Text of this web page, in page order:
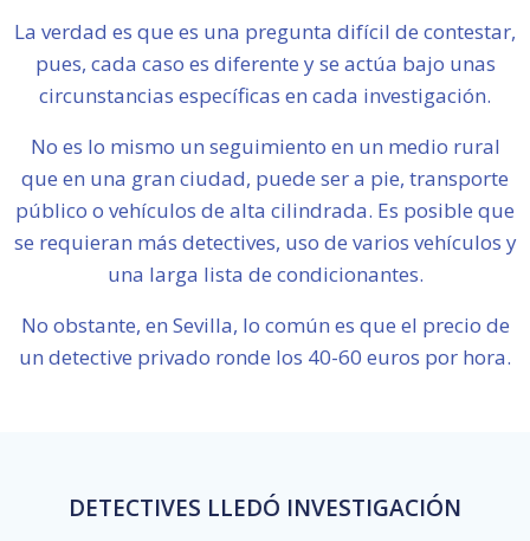
La verdad es que es una pregunta difícil de contestar,
pues, cada caso es diferente y se actúa bajo unas
circunstancias específicas en cada investigación.
No es lo mismo un seguimiento en un medio rural
que en una gran ciudad, puede ser a pie, transporte
público o vehículos de alta cilindrada. Es posible que
se requieran más detectives, uso de varios vehículos y
una larga lista de condicionantes.
No obstante, en Sevilla, lo común es que el precio de
un detective privado ronde los 40-60 euros por hora.
DETECTIVES LLEDÓ INVESTIGACIÓN